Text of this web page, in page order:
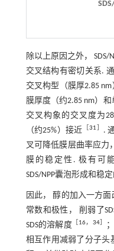
除以上原因之外， SDS/
交叉结构有密切关系.
交叉构型（膜厚2.85 nm
膜厚度（约2.85 nm）
交叉构象的交叉度为
（约25%）接近 ［31
.
叉可降低膜层曲率应力
膜的稳定性. 极有可
SDS/NPP囊泡形成和稳
因此， 醇的加入一方
常数和极性， 削弱了
SDS的溶解度［ 16， 34］
相互作用减弱了分子头